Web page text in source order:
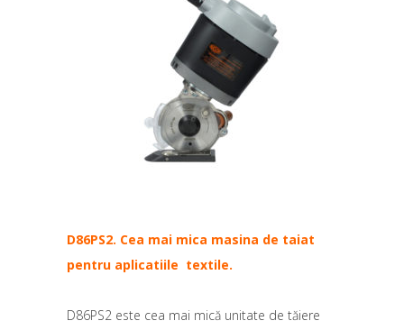
D86PS2. Cea mai mica masina de taiat
pentru aplicatiile textile.
D86PS2 este cea mai mică unitate de tăiere